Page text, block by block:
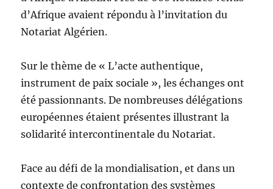
d’Afrique avaient répondu à l’invitation du
Notariat Algérien.
Sur le thème de « L’acte authentique,
instrument de paix sociale », les échanges ont
été passionnants. De nombreuses délégations
européennes étaient présentes illustrant la
solidarité intercontinentale du Notariat.
Face au défi de la mondialisation, et dans un
contexte de confrontation des systèmes